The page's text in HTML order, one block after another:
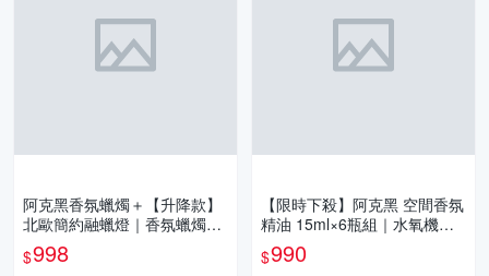
阿克黑香氛蠟燭＋【升降款】
北歐簡約融蠟燈｜香氛蠟燭暖
燈組（6香調可任選）限定組
免運
$998
【限時下殺】阿克黑 空間香氛
精油 15ml×6瓶組｜水氧機專
用精油｜可加購水氧機｜擴香
石適用
$990